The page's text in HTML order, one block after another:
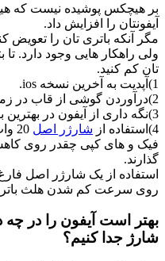
بر هیچکس پوشیده نیست که
آیفونتان را افزایش داد.
مگر آنکه باتری تان را تعویض
ولی راهکار هایی وجود دارد.
تان کم کنید.
1)آپدیت به آخرین نسخه ios.
2)درآوردن گوشی از قاب در زمان شارژ کردن.
3)نگه داری از آیفون در بهترین بازه دمایی ممکن.
4)استفاده از
شارژر اصل
فیک و های کپی چقدر روی
گذارند.
استفاده از یک شارژر اصل
روی سرعت کم شدن هلث باتری
بهتر است آیفون را در چه
شارژ جدا کنیم؟